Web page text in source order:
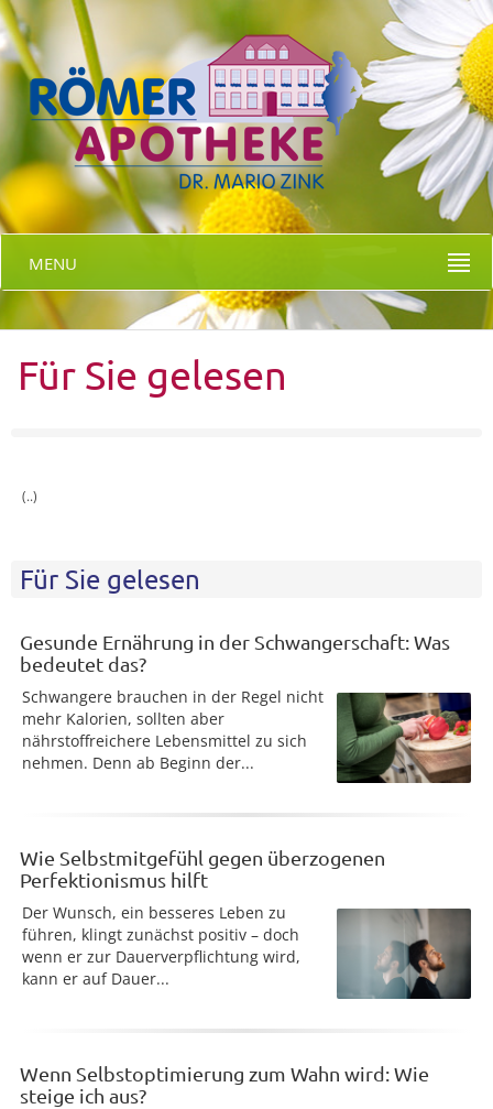
MENU
Für Sie gelesen
(..)
Für Sie gelesen
Gesunde Ernährung in der Schwangerschaft: Was
bedeutet das?
Schwangere brauchen in der Regel nicht
mehr Kalorien, sollten aber
nährstoffreichere Lebensmittel zu sich
nehmen. Denn ab Beginn der...
Wie Selbstmitgefühl gegen überzogenen
Perfektionismus hilft
Der Wunsch, ein besseres Leben zu
führen, klingt zunächst positiv – doch
wenn er zur Dauerverpflichtung wird,
kann er auf Dauer...
Wenn Selbstoptimierung zum Wahn wird: Wie
steige ich aus?